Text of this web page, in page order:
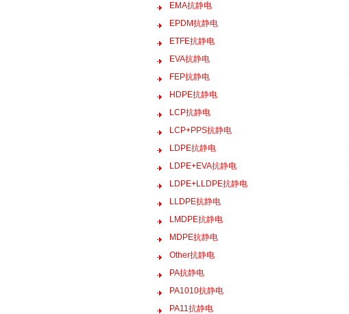
EMA抗静电
EPDM抗静电
ETFE抗静电
EVA抗静电
FEP抗静电
HDPE抗静电
LCP抗静电
LCP+PPS抗静电
LDPE抗静电
LDPE+EVA抗静电
LDPE+LLDPE抗静电
LLDPE抗静电
LMDPE抗静电
MDPE抗静电
Other抗静电
PA抗静电
PA1010抗静电
PA11抗静电